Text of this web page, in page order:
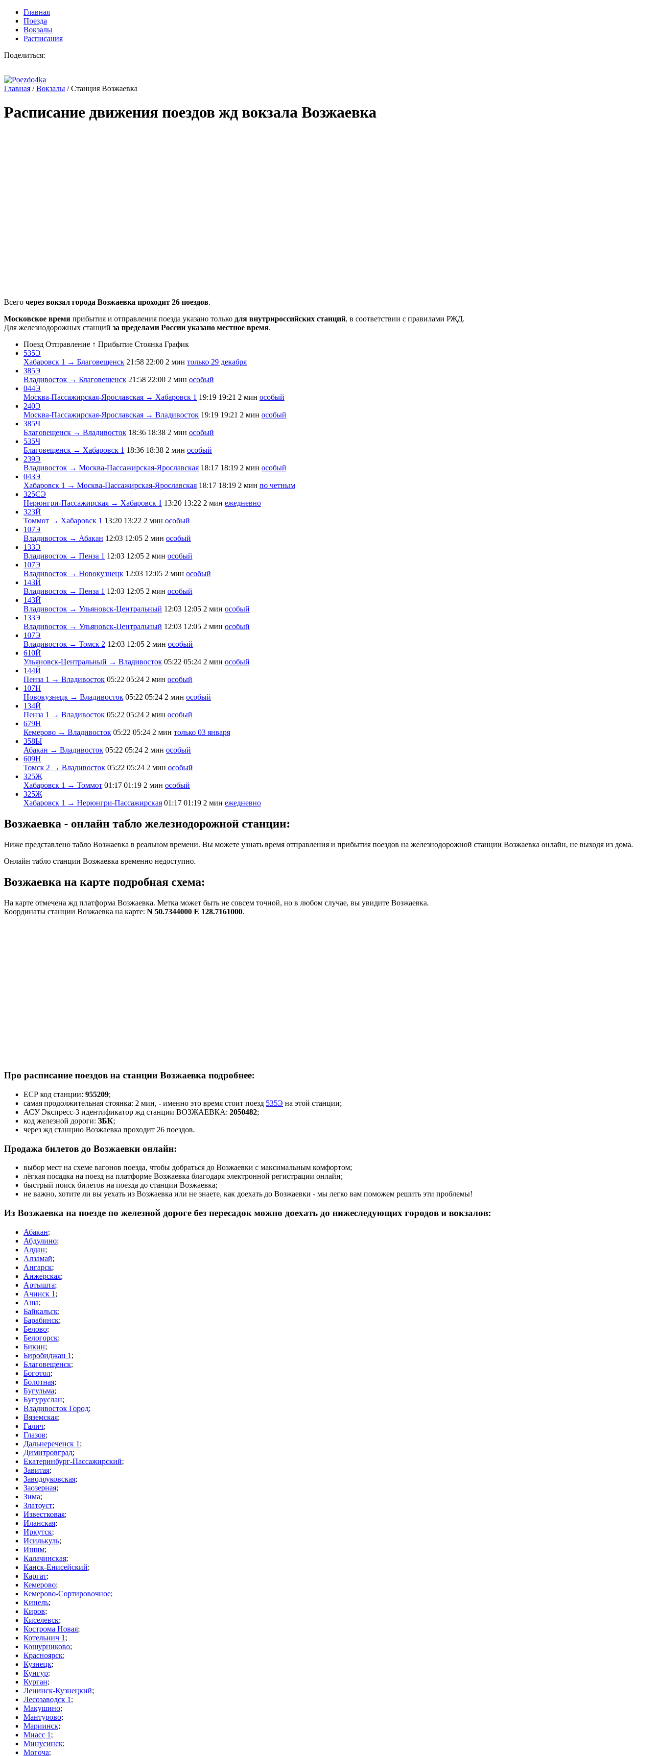
Главная
Поезда
Вокзалы
Расписания
Поделиться:
Главная /Вокзалы /Станция Возжаевка
Расписание движения поездов жд вокзала Возжаевка
Всего через вокзал города Возжаевка проходит 26 поездов.
Московское время прибытия и отправления поезда указано только для внутрироссийских станций, в соответствии с правилами РЖД.
Для железнодорожных станций за пределами России указано местное время.
Поезд Отправление ↑ Прибытие Стоянка График
535Э
Хабаровск 1 → Благовещенск 21:58 22:00 2 мин только 29 декабря
385Э
Владивосток → Благовещенск 21:58 22:00 2 мин особый
044Э
Москва-Пассажирская-Ярославская → Хабаровск 1 19:19 19:21 2 мин особый
240Э
Москва-Пассажирская-Ярославская → Владивосток 19:19 19:21 2 мин особый
385Ч
Благовещенск → Владивосток 18:36 18:38 2 мин особый
535Ч
Благовещенск → Хабаровск 1 18:36 18:38 2 мин особый
239Э
Владивосток → Москва-Пассажирская-Ярославская 18:17 18:19 2 мин особый
043Э
Хабаровск 1 → Москва-Пассажирская-Ярославская 18:17 18:19 2 мин по четным
325СЭ
Нерюнгри-Пассажирская → Хабаровск 1 13:20 13:22 2 мин ежедневно
323Й
Томмот → Хабаровск 1 13:20 13:22 2 мин особый
107Э
Владивосток → Абакан 12:03 12:05 2 мин особый
133Э
Владивосток → Пенза 1 12:03 12:05 2 мин особый
107Э
Владивосток → Новокузнецк 12:03 12:05 2 мин особый
143Й
Владивосток → Пенза 1 12:03 12:05 2 мин особый
143Й
Владивосток → Ульяновск-Центральный 12:03 12:05 2 мин особый
133Э
Владивосток → Ульяновск-Центральный 12:03 12:05 2 мин особый
107Э
Владивосток → Томск 2 12:03 12:05 2 мин особый
610Й
Ульяновск-Центральный → Владивосток 05:22 05:24 2 мин особый
144Й
Пенза 1 → Владивосток 05:22 05:24 2 мин особый
107Н
Новокузнецк → Владивосток 05:22 05:24 2 мин особый
134Й
Пенза 1 → Владивосток 05:22 05:24 2 мин особый
679Н
Кемерово → Владивосток 05:22 05:24 2 мин только 03 января
358Ы
Абакан → Владивосток 05:22 05:24 2 мин особый
609Н
Томск 2 → Владивосток 05:22 05:24 2 мин особый
325Ж
Хабаровск 1 → Томмот 01:17 01:19 2 мин особый
325Ж
Хабаровск 1 → Нерюнгри-Пассажирская 01:17 01:19 2 мин ежедневно
Возжаевка - онлайн табло железнодорожной станции:
Ниже представлено табло Возжаевка в реальном времени. Вы можете узнать время отправления и прибытия поездов на железнодорожной станции Возжаевка онлайн, не выходя из дома.
Онлайн табло станции Возжаевка временно недоступно.
Возжаевка на карте подробная схема:
На карте отмечена жд платформа Возжаевка. Метка может быть не совсем точной, но в любом случае, вы увидите Возжаевка.
Координаты станции Возжаевка на карте: N 50.7344000 E 128.7161000.
Про расписание поездов на станции Возжаевка подробнее:
ЕСР код станции: 955209;
самая продолжительная стоянка: 2 мин, - именно это время стоит поезд 535Э на этой станции;
АСУ Экспресс-3 идентификатор жд станции ВОЗЖАЕВКА: 2050482;
код железной дороги: ЗБК;
через жд станцию Возжаевка проходит 26 поездов.
Продажа билетов до Возжаевки онлайн:
выбор мест на схеме вагонов поезда, чтобы добраться до Возжаевки с максимальным комфортом;
лёгкая посадка на поезд на платформе Возжаевка благодаря электронной регистрации онлайн;
быстрый поиск билетов на поезда до станции Возжаевка;
не важно, хотите ли вы уехать из Возжаевка или не знаете, как доехать до Возжаевки - мы легко вам поможем решить эти проблемы!
Из Возжаевка на поезде по железной дороге без пересадок можно доехать до нижеследующих городов и вокзалов:
Абакан;
Абдулино;
Алдан;
Алзамай;
Ангарск;
Анжерская;
Артышта;
Ачинск 1 ;
Аша;
Байкальск;
Барабинск;
Белово;
Белогорск;
Бикин;
Биробиджан 1 ;
Благовещенск;
Боготол;
Болотная;
Бугульма;
Бугуруслан;
Владивосток Город;
Вяземская;
Галич;
Глазов;
Дальнереченск 1 ;
Димитровград;
Екатеринбург-Пассажирский;
Завитая;
Заводоуковская;
Заозерная;
Зима;
Златоуст;
Известковая;
Иланская;
Иркутск;
Исилькуль;
Ишим;
Калачинская;
Канск-Енисейский;
Каргат;
Кемерово;
Кемерово-Сортировочное;
Кинель;
Киров;
Киселевск;
Кострома Новая;
Котельнич 1 ;
Кошурниково;
Красноярск;
Кузнецк;
Кунгур;
Курган;
Ленинск-Кузнецкий;
Лесозаводск 1 ;
Макушино;
Мантурово;
Мариинск;
Миасс 1 ;
Минусинск;
Могоча;